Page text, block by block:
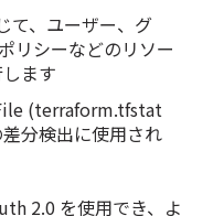
て、ユーザー、グ
リシーなどのリソー
ます
(terraform.tfstat
分検出に使用され
2.0 を使用でき、よ